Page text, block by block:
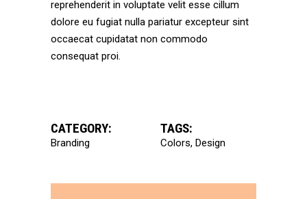
reprehenderit in voluptate velit esse cillum
dolore eu fugiat nulla pariatur excepteur sint
occaecat cupidatat non commodo
consequat proi.
CATEGORY:
Branding
TAGS:
Colors Design